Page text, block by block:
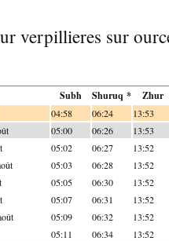
verpillieres sur
Subh Shuruq * Zhur
04:58 06:24 13:53
05:00 06:26 13:53
05:02 06:27 13:52
05:03 06:28 13:52
05:05 06:30 13:52
05:07 06:31 13:52
05:09 06:32 13:52
05:11 06:34 13:52